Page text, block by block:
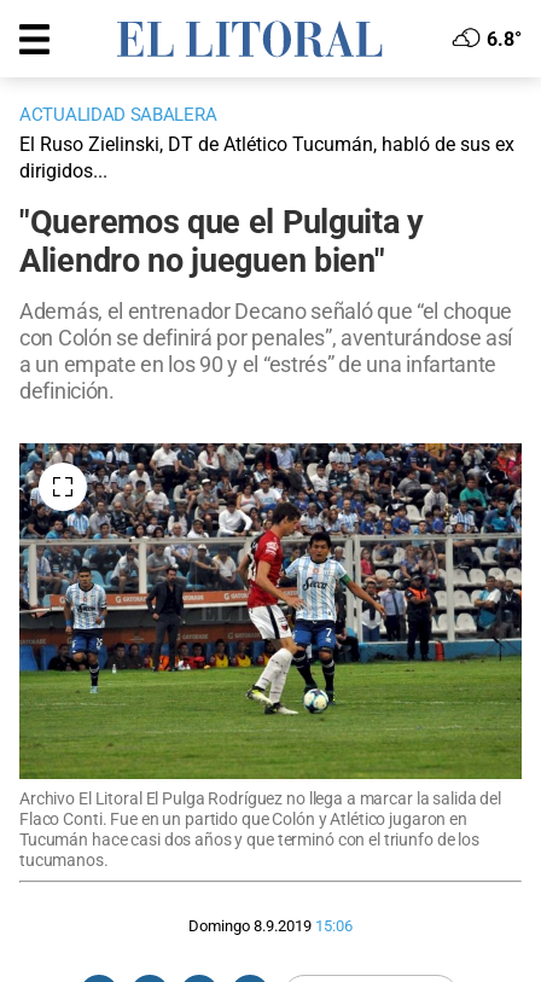
6.8°
ACTUALIDAD SABALERA
El Ruso Zielinski, DT de Atlético Tucumán, habló de sus ex
dirigidos...
"Queremos que el Pulguita y
Aliendro no jueguen bien"
Además, el entrenador Decano señaló que “el choque
con Colón se definirá por penales”, aventurándose así
a un empate en los 90 y el “estrés” de una infartante
definición.
Archivo El Litoral El Pulga Rodríguez no llega a marcar la salida del
Flaco Conti. Fue en un partido que Colón y Atlético jugaron en
Tucumán hace casi dos años y que terminó con el triunfo de los
tucumanos.
Domingo 8.9.2019 15:06